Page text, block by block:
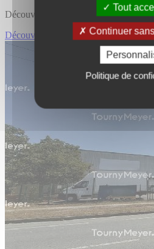
Tout
Continuer
Politique de
Découvrir l'offre
Découvrir LOCAL D'ACTIVITES